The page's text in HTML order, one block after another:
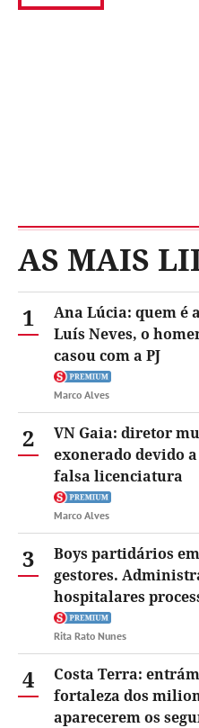
AS MAIS
1
Ana Lúcia: quem é
Luís Neves, o
casou com a PJ
Marco Alves
2
VN Gaia: diretor
exonerado devido
falsa licenciatura
Marco Alves
3
Boys partidários
gestores.
hospitalares
Rita Rato Nunes
4
Costa Terra:
fortaleza dos
aparecerem os